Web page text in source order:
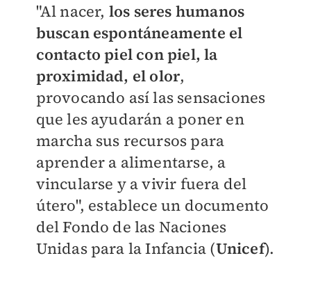
"Al nacer, los seres humanos
buscan espontáneamente el
contacto piel con piel, la
proximidad, el olor,
provocando así las sensaciones
que les ayudarán a poner en
marcha sus recursos para
aprender a alimentarse, a
vincularse y a vivir fuera del
útero", establece un documento
del Fondo de las Naciones
Unidas para la Infancia (Unicef).